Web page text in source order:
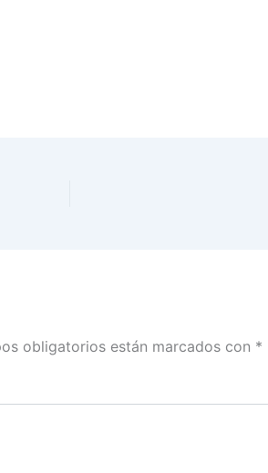
obligatorios están marcados con *